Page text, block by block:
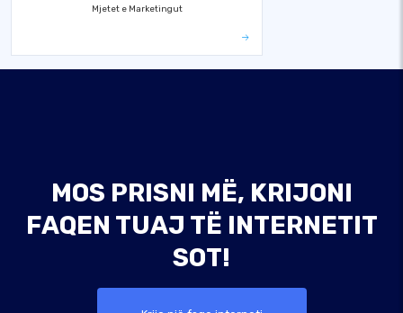
Mjetet e Marketingut
MOS PRISNI MË, KRIJONI
FAQEN TUAJ TË INTERNETIT
SOT!